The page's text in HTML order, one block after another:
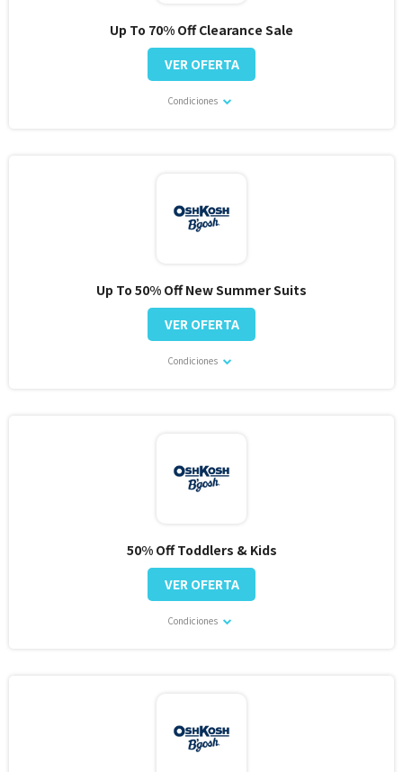
Up To 70% Off Clearance Sale
Condiciones
VER OFERTA
Up To 50% Off New Summer Suits
Condiciones
VER OFERTA
50% Off Toddlers & Kids
Condiciones
VER OFERTA